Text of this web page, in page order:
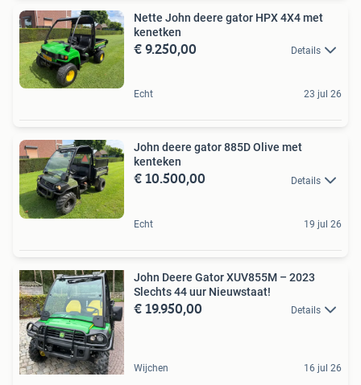
Nette John deere gator HPX 4X4 met
kenetken
€ 9.250,00 Details
Echt 23 jul 26
John deere gator 885D Olive met
kenteken
€ 10.500,00 Details
Echt 19 jul 26
John Deere Gator XUV855M – 2023
Slechts 44 uur Nieuwstaat!
€ 19.950,00 Details
Wijchen 16 jul 26